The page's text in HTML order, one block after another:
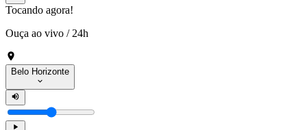
Tocando agora!
Ouça ao vivo / 24h
Belo Horizonte